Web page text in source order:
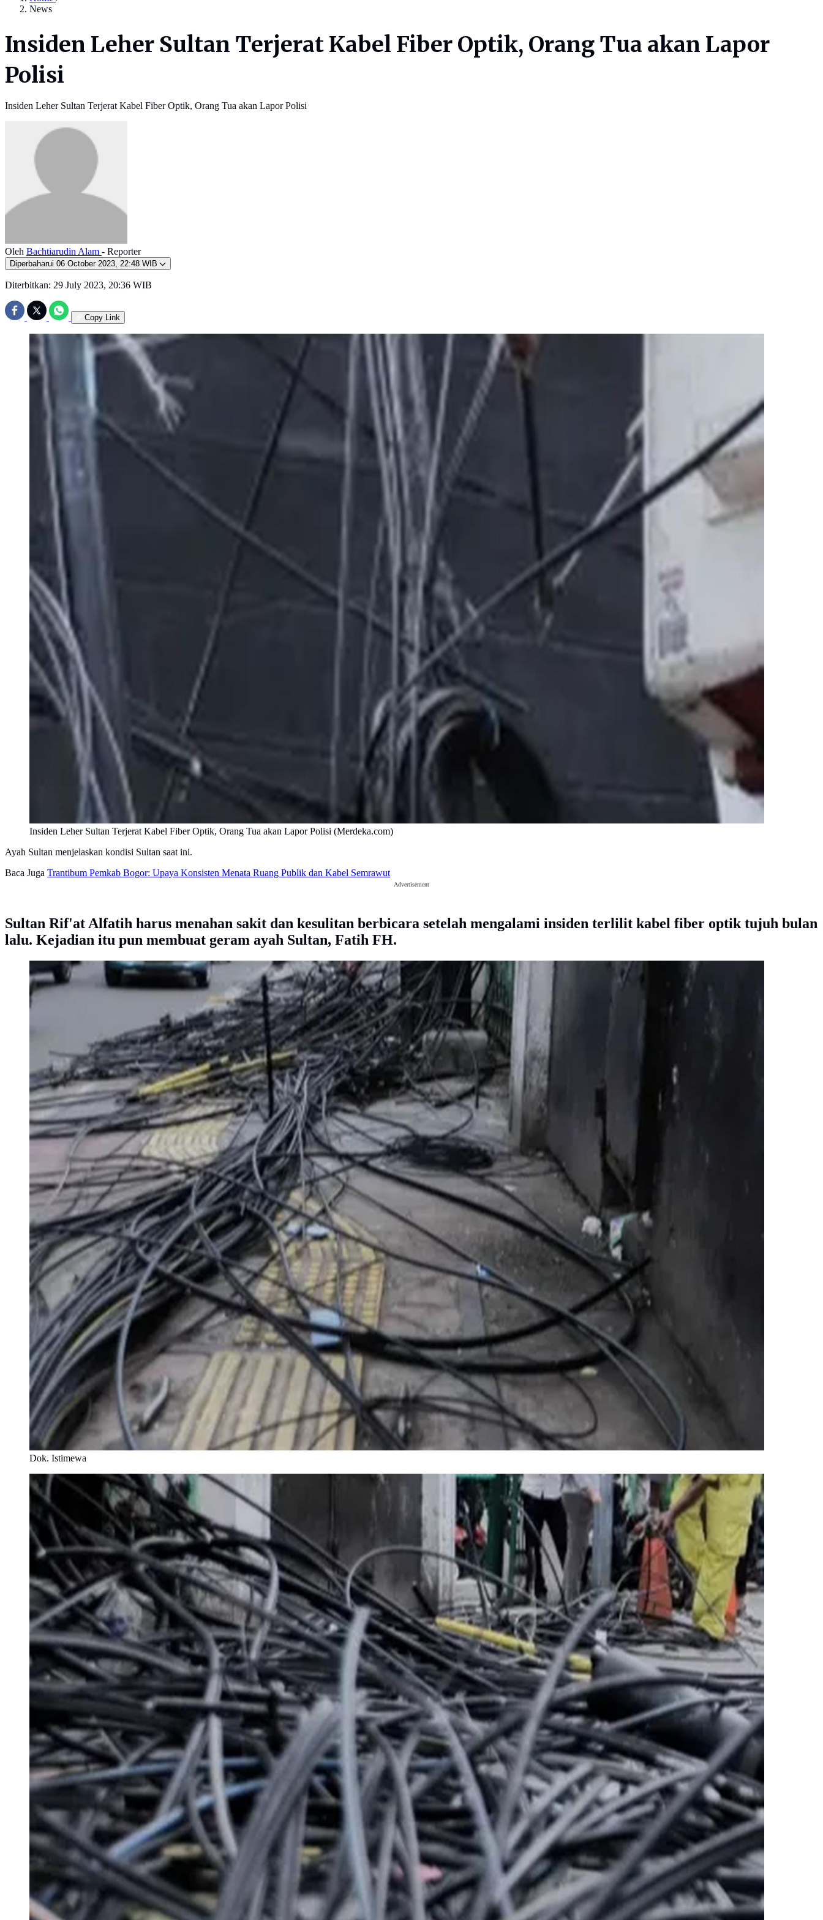
News
Insiden Leher Sultan Terjerat Kabel Fiber Optik, Orang Tua akan Lapor
Polisi
Insiden Leher Sultan Terjerat Kabel Fiber Optik, Orang Tua akan Lapor Polisi
Oleh Bachtiarudin Alam - Reporter
Diperbaharui 06 October 2023, 22:48 WIB
Diterbitkan: 29 July 2023, 20:36 WIB
Copy Link
Insiden Leher Sultan Terjerat Kabel Fiber Optik, Orang Tua akan Lapor Polisi (Merdeka.com)
Ayah Sultan menjelaskan kondisi Sultan saat ini.
Baca Juga Trantibum Pemkab Bogor: Upaya Konsisten Menata Ruang Publik dan Kabel Semrawut
Advertisement
Sultan Rif'at Alfatih harus menahan sakit dan kesulitan berbicara setelah mengalami insiden terlilit kabel fiber optik tujuh bulan
lalu. Kejadian itu pun membuat geram ayah Sultan, Fatih FH.
Dok. Istimewa